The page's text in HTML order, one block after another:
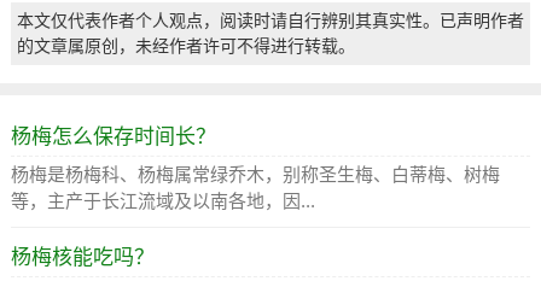
本文仅代表作者个人观点，阅读时请自行辨别其真实性。已声明作者
的文章属原创，未经作者许可不得进行转载。
杨梅怎么保存时间长？
杨梅是杨梅科、杨梅属常绿乔木，别称圣生梅、白蒂梅、树梅
等，主产于长江流域及以南各地，因...
杨梅核能吃吗？